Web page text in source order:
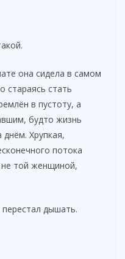
она сидела в самом
стараясь стать
в пустоту, а
будто жизнь
Хрупкая,
потока
той женщиной,
перестал дышать.